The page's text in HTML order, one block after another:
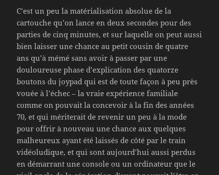
C’est un peu la matérialisation absolue de la
cartouche qu’on lance en deux secondes pour des
parties de cinq minutes, et sur laquelle on peut aussi
bien laisser une chance au petit cousin de quatre
ans qu’à mémé sans avoir à passer par une
douloureuse phase d’explication des quatorze
boutons du joypad qui est de toute façon à peu près
vouée à l’échec – la vraie expérience familiale
comme on pouvait la concevoir à la fin des années
70, et qui mériterait de revenir un peu à la mode
pour offrir à nouveau une chance aux quelques
malheureux ayant été laissés de côté par le train
vidéoludique, et qui sont aujourd’hui aussi perdus
en démarrant une console ou un ordinateur que le